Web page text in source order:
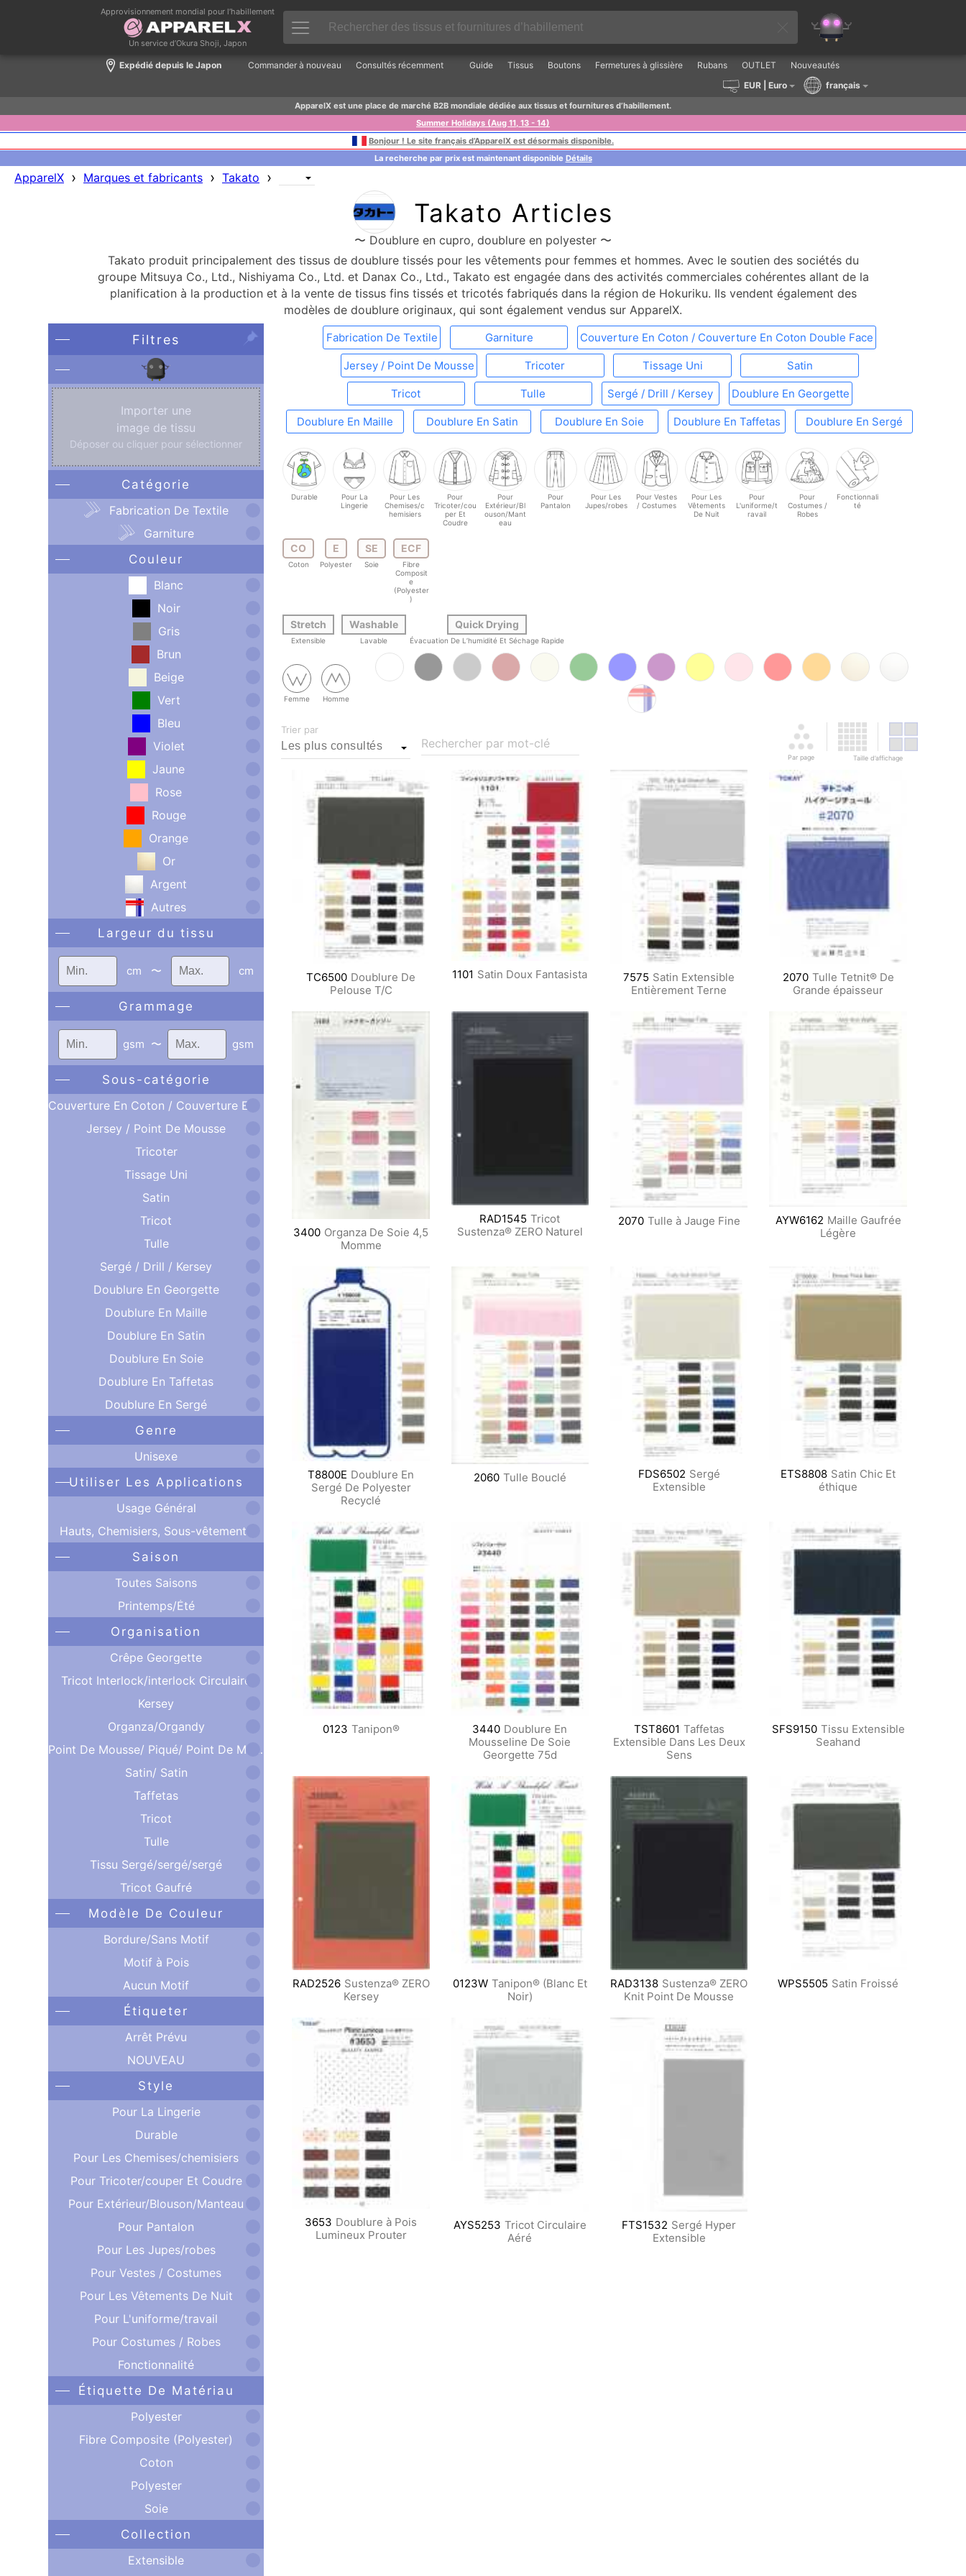
Approvisionnement mondial pour l’habillement
Un service d’Okura Shoji, Japon
Expédié depuis le Japon Commander à nouveau Consultés récemment Guide Tissus Boutons Fermetures à glissière Rubans OUTLET
Nouveautés
EUR| Euro français
ApparelX est une place de marché B2B mondiale dédiée aux tissus et fournitures d’habillement.
Summer Holidays (Aug 11, 13 - 14)
Bonjour ! Le site français d’ApparelX est désormais disponible.
La recherche par prix est maintenant disponible Détails
ApparelX › Marques et fabricants › Takato ›
Takato Articles
〜 Doublure en cupro, doublure en polyester 〜
Takato produit principalement des tissus de doublure tissés pour les vêtements pour femmes et hommes. Avec le soutien des sociétés du
groupe Mitsuya Co., Ltd., Nishiyama Co., Ltd. et Danax Co., Ltd., Takato est engagée dans des activités commerciales cohérentes allant de la
planification à la production et à la vente de tissus fins tissés et tricotés fabriqués dans la région de Hokuriku. Ils vendent également des
modèles de doublure originaux, qui sont également vendus sur ApparelX.
Filtres
Importer une
image de tissu
Déposer ou cliquer pour sélectionner
Catégorie
Fabrication De Textile
Garniture
Couleur
Blanc
Noir
Gris
Brun
Beige
Vert
Bleu
Violet
Jaune
Rose
Rouge
Orange
Or
Argent
Autres
Largeur du tissu
cm 〜 cm
Grammage
gsm 〜 gsm
Sous-catégorie
Jersey / Point De Mousse
Tricoter
Tissage Uni
Satin
Tricot
Tulle
Sergé / Drill / Kersey
Doublure En Georgette
Doublure En Maille
Doublure En Satin
Doublure En Soie
Doublure En Taffetas
Doublure En Sergé
Genre
Unisexe
Utiliser Les Applications
Usage Général
Hauts, Chemisiers, Sous-vêtements
Saison
Toutes Saisons
Printemps/Été
Organisation
Crêpe Georgette
Tricot Interlock/interlock Circulaire
Kersey
Organza/Organdy
Point De Mousse/ Piqué/ Point De Mousse
Satin/ Satin
Taffetas
Tricot
Tulle
Tissu Sergé/sergé/sergé
Tricot Gaufré
Modèle De Couleur
Bordure/Sans Motif
Motif à Pois
Aucun Motif
Étiqueter
Arrêt Prévu
NOUVEAU
Style
Pour La Lingerie
Durable
Pour Les Chemises/chemisiers
Pour Tricoter/couper Et Coudre
Pour Extérieur/Blouson/Manteau
Pour Pantalon
Pour Les Jupes/robes
Pour Vestes / Costumes
Pour Les Vêtements De Nuit
Pour L'uniforme/travail
Pour Costumes / Robes
Fonctionnalité
Étiquette De Matériau
Polyester
Fibre Composite (Polyester)
Coton
Polyester
Soie
Collection
Extensible
Fabrication De Textile Garniture Couverture En Coton / Couverture En Coton Double Face
Jersey / Point De Mousse Tricoter Tissage Uni Satin
Tricot Tulle Sergé / Drill / Kersey Doublure En Georgette
Doublure En Maille Doublure En Satin Doublure En Soie Doublure En Taffetas Doublure En Sergé
Durable
Pour La
Lingerie
Pour Les
Chemises/c
hemisiers
Pour
Tricoter/cou
per Et
Coudre
Pour
Extérieur/Bl
ouson/Mant
eau
Pour
Pantalon
Pour Les
Jupes/robes
Pour Vestes
/ Costumes
Pour Les
Vêtements
De Nuit
Pour
L'uniforme/t
ravail
Pour
Costumes /
Robes
Fonctionnali
té
CO
Coton
E
Polyester
SE
Soie
ECF
Fibre
Composit
e
(Polyester
)
Stretch
Extensible
Washable
Lavable
Quick Drying
Évacuation De L’humidité Et Séchage Rapide
Femme Homme
Trier par
Rechercher par mot-clé
Par page Taille d’affichage
TC6500 Doublure De
Pelouse T/C
1101 Satin Doux Fantasista 7575 Satin Extensible
Entièrement Terne
2070 Tulle Tetnit® De
Grande épaisseur
3400 Organza De Soie 4,5
Momme
RAD1545 Tricot
Sustenza® ZERO Naturel
2070 Tulle à Jauge Fine AYW6162 Maille Gaufrée
Légère
T8800E Doublure En
Sergé De Polyester
Recyclé
2060 Tulle Bouclé FDS6502 Sergé
Extensible
ETS8808 Satin Chic Et
éthique
0123 Tanipon® 3440 Doublure En
Mousseline De Soie
Georgette 75d
TST8601 Taffetas
Extensible Dans Les Deux
Sens
SFS9150 Tissu Extensible
Seahand
RAD2526 Sustenza® ZERO
Kersey
0123W Tanipon® (Blanc Et
Noir)
RAD3138 Sustenza® ZERO
Knit Point De Mousse
WPS5505 Satin Froissé
3653 Doublure à Pois
Lumineux Prouter
AYS5253 Tricot Circulaire
Aéré
FTS1532 Sergé Hyper
Extensible